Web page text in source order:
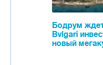
Бодрум
Bvlgari
новый